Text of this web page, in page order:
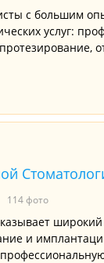
с большим
услуг:
114 фото
и